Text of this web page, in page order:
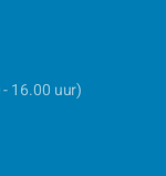
16.00 uur)